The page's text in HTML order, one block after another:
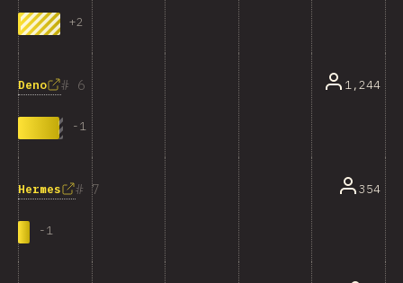
+2
6
Deno
-1
1,244
7
Hermes
-1
354